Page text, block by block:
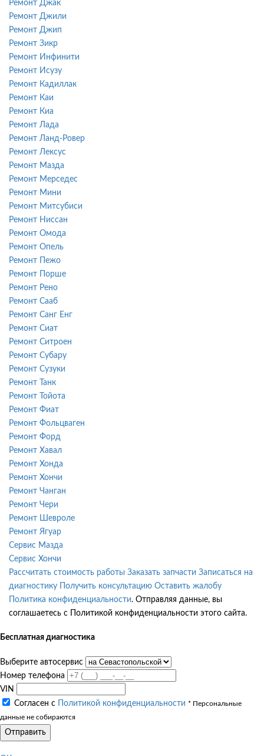
Ремонт Джак
Ремонт Джили
Ремонт Джип
Ремонт Зикр
Ремонт Инфинити
Ремонт Исузу
Ремонт Кадиллак
Ремонт Каи
Ремонт Киа
Ремонт Лада
Ремонт Ланд-Ровер
Ремонт Лексус
Ремонт Мазда
Ремонт Мерседес
Ремонт Мини
Ремонт Митсубиси
Ремонт Ниссан
Ремонт Омода
Ремонт Опель
Ремонт Пежо
Ремонт Порше
Ремонт Рено
Ремонт Сааб
Ремонт Санг Енг
Ремонт Сиат
Ремонт Ситроен
Ремонт Субару
Ремонт Сузуки
Ремонт Танк
Ремонт Тойота
Ремонт Фиат
Ремонт Фольцваген
Ремонт Форд
Ремонт Хавал
Ремонт Хонда
Ремонт Хончи
Ремонт Чанган
Ремонт Чери
Ремонт Шевроле
Ремонт Ягуар
Сервис Мазда
Сервис Хончи
Рассчитать стоимость работы Заказать запчасти Записаться на
диагностику
Получить консультацию Оставить жалобу
Политика конфиденциальности. Отправляя данные, вы
соглашаетесь с Политикой конфиденциальности этого сайта.
Бесплатная диагностика
Выберите автосервис
Номер телефона
VIN
Согласен с
Политикой конфиденциальности * Персональные
данные не собираются
Отправить